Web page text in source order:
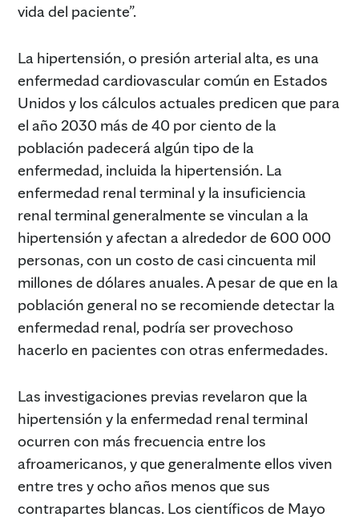
vida del paciente”.
La hipertensión, o presión arterial alta, es una
enfermedad cardiovascular común en Estados
Unidos y los cálculos actuales predicen que para
el año 2030 más de 40 por ciento de la
población padecerá algún tipo de la
enfermedad, incluida la hipertensión. La
enfermedad renal terminal y la insuficiencia
renal terminal generalmente se vinculan a la
hipertensión y afectan a alrededor de 600 000
personas, con un costo de casi cincuenta mil
millones de dólares anuales. A pesar de que en la
población general no se recomiende detectar la
enfermedad renal, podría ser provechoso
hacerlo en pacientes con otras enfermedades.
Las investigaciones previas revelaron que la
hipertensión y la enfermedad renal terminal
ocurren con más frecuencia entre los
afroamericanos, y que generalmente ellos viven
entre tres y ocho años menos que sus
contrapartes blancas. Los científicos de Mayo